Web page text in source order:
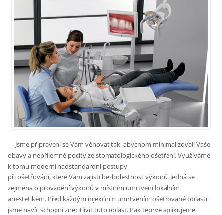
Jsme připraveni se Vám věnovat tak, abychom minimalizovali Vaše
obavy a nepříjemné pocity ze stomatologického ošetření. Využíváme
k tomu moderní nadstandardní postupy
při ošetřování, které Vám zajistí bezbolestnost výkonů. Jedná se
zejména o provádění výkonů v místním umrtvení lokálním
anestetikem. Před každým injekčním umrtvením ošetřované oblasti
jsme navíc schopni znecitlivit tuto oblast. Pak teprve aplikujeme